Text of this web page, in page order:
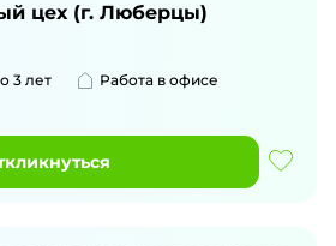
цех (г. Люберцы)
3 лет
Работа в офисе